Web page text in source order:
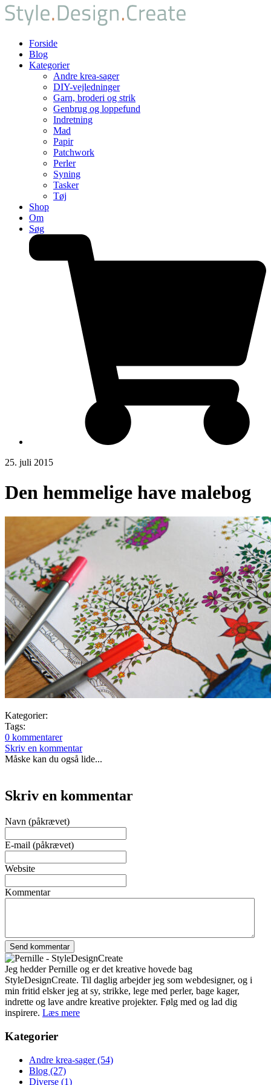
Forside
Blog
Kategorier
Andre krea-sager
DIY-vejledninger
Garn, broderi og strik
Genbrug og loppefund
Indretning
Mad
Papir
Patchwork
Perler
Syning
Tasker
Tøj
Shop
Om
Søg
25. juli 2015
Den hemmelige have malebog
Kategorier:
Tags:
0 kommentarer
Skriv en kommentar
Måske kan du også lide...
Skriv en kommentar
Navn (påkrævet)
E-mail (påkrævet)
Website
Kommentar
Jeg hedder Pernille og er det kreative hovede bag
StyleDesignCreate. Til daglig arbejder jeg som webdesigner, og i
min fritid elsker jeg at sy, strikke, lege med perler, bage kager,
indrette og lave andre kreative projekter. Følg med og lad dig
inspirere. Læs mere
Kategorier
Andre krea-sager(54)
Blog (27)
Diverse (1)